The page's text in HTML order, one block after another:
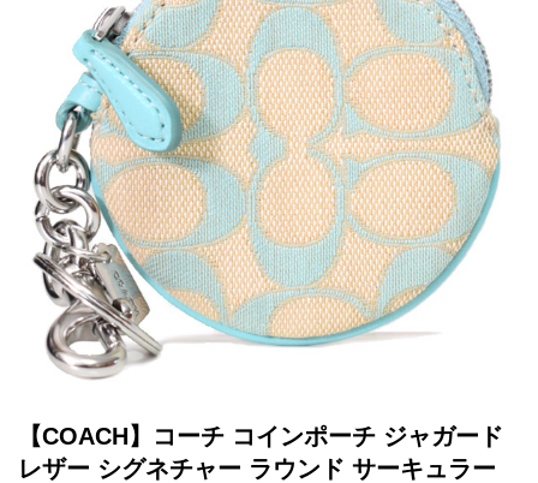
【COACH】コーチ コインポーチ ジャガード
レザー シグネチャー ラウンド サーキュラー